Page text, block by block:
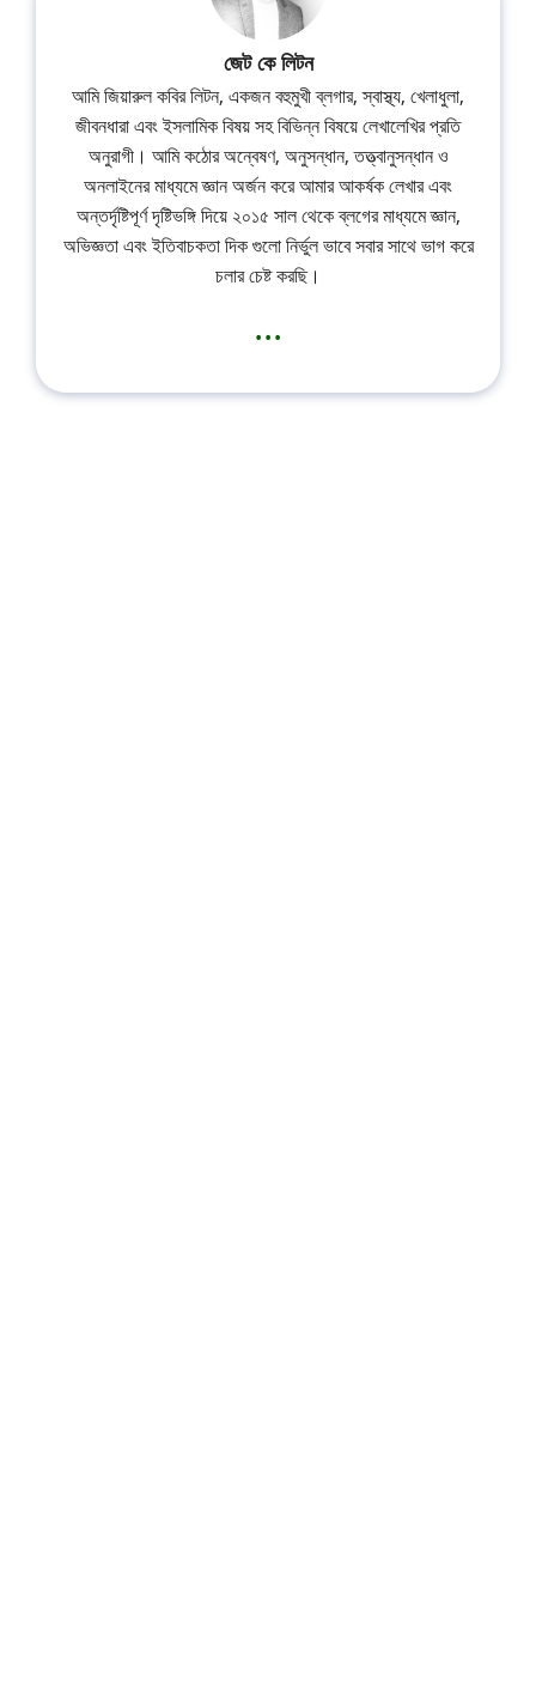
জেট কে লিটন
আমি জিয়ারুল কবির লিটন, একজন বহুমুখী ব্লগার, স্বাস্থ্য, খেলাধুলা,
জীবনধারা এবং ইসলামিক বিষয় সহ বিভিন্ন বিষয়ে লেখালেখির প্রতি
অনুরাগী। আমি কঠোর অন্বেষণ, অনুসন্ধান, তত্ত্বানুসন্ধান ও
অনলাইনের মাধ্যমে জ্ঞান অর্জন করে আমার আকর্ষক লেখার এবং
অন্তর্দৃষ্টিপূর্ণ দৃষ্টিভঙ্গি দিয়ে ২০১৫ সাল থেকে ব্লগের মাধ্যমে জ্ঞান,
অভিজ্ঞতা এবং ইতিবাচকতা দিক গুলো নির্ভুল ভাবে সবার সাথে ভাগ করে
চলার চেষ্ট করছি।
...